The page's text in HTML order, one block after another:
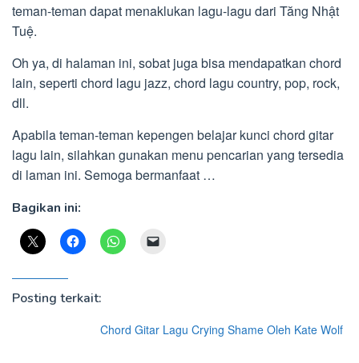
teman-teman dapat menaklukan lagu-lagu dari Tăng Nhật
Tuệ.
Oh ya, di halaman ini, sobat juga bisa mendapatkan chord
lain, seperti chord lagu jazz, chord lagu country, pop, rock,
dll.
Apabila teman-teman kepengen belajar kunci chord gitar
lagu lain, silahkan gunakan menu pencarian yang tersedia
di laman ini. Semoga bermanfaat …
Bagikan ini:
Posting terkait:
Chord Gitar Lagu Crying Shame Oleh Kate Wolf